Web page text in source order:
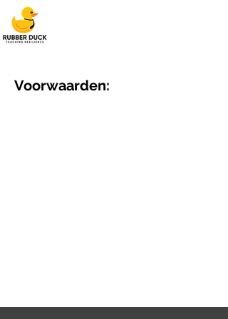
Voorwaarden: